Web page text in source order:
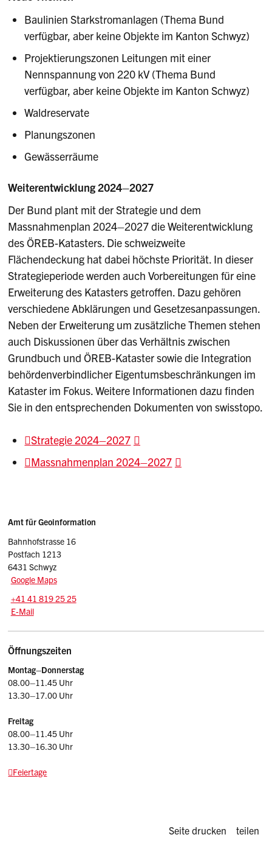
Baulinien Starkstromanlagen (Thema Bund
verfügbar, aber keine Objekte im Kanton Schwyz)
Projektierungszonen Leitungen mit einer
Nennspannung von 220 kV (Thema Bund
verfügbar, aber keine Objekte im Kanton Schwyz)
Waldreservate
Planungszonen
Gewässerräume
Weiterentwicklung 2024–2027
Der Bund plant mit der Strategie und dem
Massnahmenplan 2024–2027 die Weiterentwicklung
des ÖREB-Katasters. Die schweizweite
Flächendeckung hat dabei höchste Priorität. In dieser
Strategieperiode werden auch Vorbereitungen für eine
Erweiterung des Katasters getroffen. Dazu gehören
verschiedene Abklärungen und Gesetzesanpassungen.
Neben der Erweiterung um zusätzliche Themen stehen
auch Diskussionen über das Verhältnis zwischen
Grundbuch und ÖREB-Kataster sowie die Integration
behördenverbindlicher Eigentumsbeschränkungen im
Kataster im Fokus. Weitere Informationen dazu finden
Sie in den entsprechenden Dokumenten von swisstopo.
Strategie 2024–2027
Massnahmenplan 2024–2027
Sidebar
Adresse
Amt für Geoinformation
Bahnhofstrasse 16
Postfach 1213
6431 Schwyz
Google Maps
Tel.:
+41 41 819 25 25
E-Mail: agi
E-Mail
Öffnungszeiten
Montag–Donnerstag
08.00–11.45 Uhr
13.30–17.00 Uhr
Freitag
08.00–11.45 Uhr
13.30–16.30 Uhr
Feiertage
Diese Seite
Seite drucken teilen